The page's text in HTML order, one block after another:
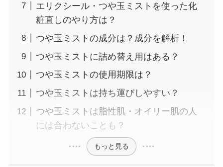
エリクシール・つや玉ミストを使った化
粧直しのやり方は？
つや玉ミストの成分は？成分を解析！
つや玉ミストに詰め替え用はある？
つや玉ミストの使用期限は？
つや玉ミストは持ち運びしやすい？
つや玉ミストは脂性肌・オイリー肌の人
には合わないことも？
もっと見る